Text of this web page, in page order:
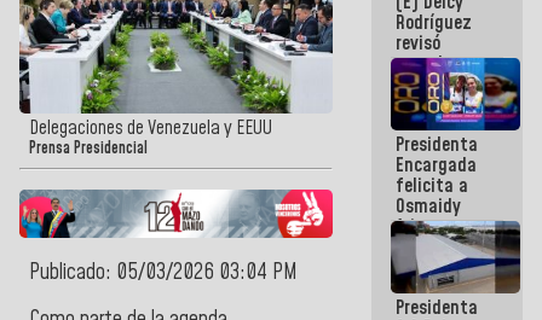
Delegaciones de Venezuela y EEUU
Prensa Presidencial
Publicado: 05/03/2026 03:04 PM
2026
Rodríguez
revisó
agenda
económica y
ejecución de
fondos de
emergencia
post-sismos
Presidenta
Encargada
felicita a
Osmaidy
Arias y
Giraly
Marcano por
hacer
historia en
Presidenta